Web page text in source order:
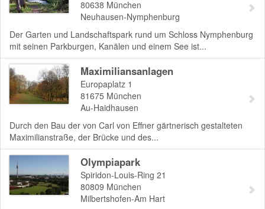
80638 München
Neuhausen-Nymphenburg
Der Garten und Landschaftspark rund um Schloss Nymphenburg
mit seinen Parkburgen, Kanälen und einem See ist...
Maximiliansanlagen
Europaplatz 1
81675 München
Au-Haidhausen
Durch den Bau der von Carl von Effner gärtnerisch gestalteten
Maximilianstraße, der Brücke und des...
Olympiapark
Spiridon-Louis-Ring 21
80809 München
Milbertshofen-Am Hart